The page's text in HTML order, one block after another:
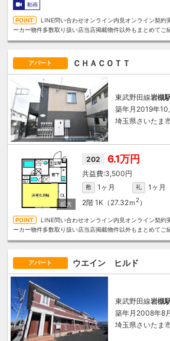
動画
LINE問い合わせオンライン内見オンライン契約
ーカー物件多数取り扱い店当店掲載物件以外もまとめてご
アパート ＣＨＡＣＯＴＴ
東武野田線岩槻
築年月2019年10
埼玉県さいたま
202 6.1万円
3,500円
敷 1ヶ月 礼
1ヶ月
2階 1K（27.32ｍ 2）
LINE問い合わせオンライン内見オンライン契約
ーカー物件多数取り扱い店当店掲載物件以外もまとめてご
アパート ウエイン ヒルド
東武野田線岩槻
築年月2008年8
埼玉県さいたま